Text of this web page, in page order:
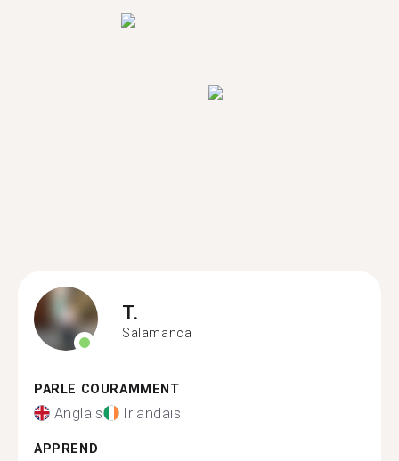
T.
Salamanca
PARLE COURAMMENT
Anglais Irlandais
APPREND